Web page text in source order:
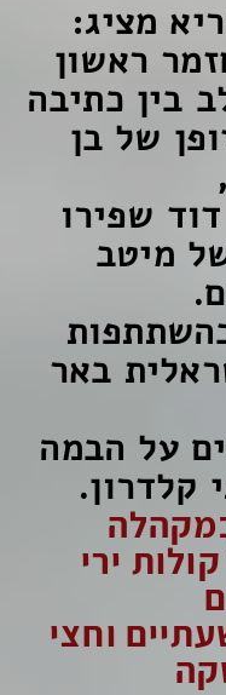
מציג:
ראשון
בין כתיבה
של בן
שפירו
מיטב
באר
של 30 נגנים על הבמה
קלדרון.
ירי
וחצי